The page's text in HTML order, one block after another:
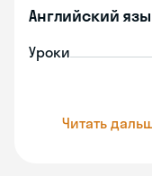
Английский
Уроки
Читать